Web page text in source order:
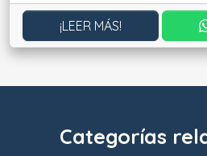
¡LEER MÁS!
Categorías